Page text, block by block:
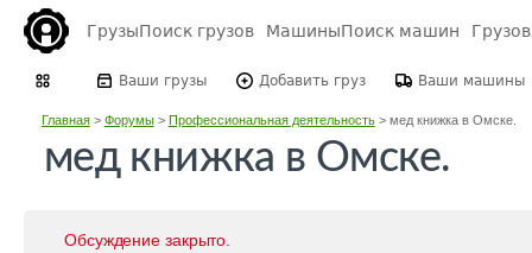
ГрузыПоиск грузов МашиныПоиск машин
Ваши грузы Добавить груз Ваши машины
Главная> Форумы> Профессиональная деятельность> мед книжка в Омске.
мед книжка в Омске.
Обсуждение закрыто.